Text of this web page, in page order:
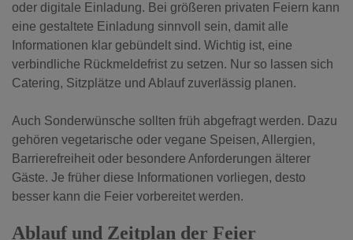
oder digitale Einladung. Bei größeren privaten Feiern kann
eine gestaltete Einladung sinnvoll sein, damit alle
Informationen klar gebündelt sind. Wichtig ist, eine
verbindliche Rückmeldefrist zu setzen. Nur so lassen sich
Catering, Sitzplätze und Ablauf zuverlässig planen.
Auch Sonderwünsche sollten früh abgefragt werden. Dazu
gehören vegetarische oder vegane Speisen, Allergien,
Barrierefreiheit oder besondere Anforderungen älterer
Gäste. Je früher diese Informationen vorliegen, desto
besser kann die Feier vorbereitet werden.
Ablauf und Zeitplan der Feier